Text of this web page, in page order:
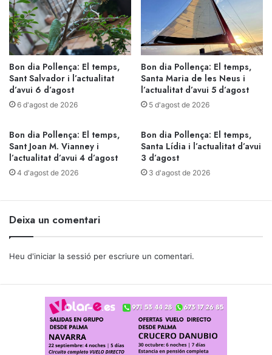
Bon dia Pollença: El temps,
Sant Salvador i l’actualitat
d’avui 6 d’agost
6 d'agost de 2026
Bon dia Pollença: El temps,
Santa Maria de les Neus i
l’actualitat d’avui 5 d’agost
5 d'agost de 2026
Bon dia Pollença: El temps,
Sant Joan M. Vianney i
l’actualitat d’avui 4 d’agost
4 d'agost de 2026
Bon dia Pollença: El temps,
Santa Lídia i l’actualitat d’avui
3 d’agost
3 d'agost de 2026
Deixa un comentari
Heu d'iniciar la sessió per escriure un comentari.